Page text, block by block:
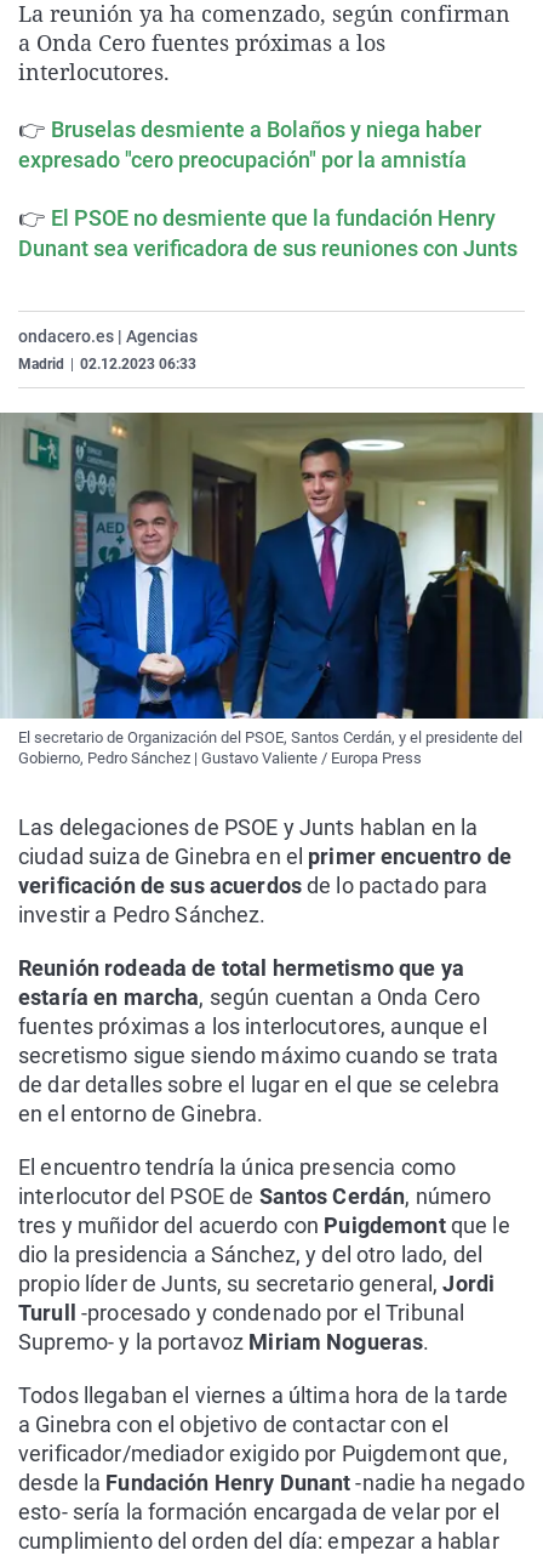
La rosa de los vientos
Caso
Operación Viuda
Extremadura
Navarra
Virales
La reunión ya ha comenzado, según confirman
a Onda Cero fuentes próximas a los
interlocutores.
👉 Bruselas desmiente a Bolaños y niega haber
expresado "cero preocupación" por la amnistía
👉 El PSOE no desmiente que la fundación Henry
Dunant sea verificadora de sus reuniones con Junts
ondacero.es | Agencias
Madrid 02.12.2023 06:33
El secretario de Organización del PSOE, Santos Cerdán, y el presidente del
Gobierno, Pedro Sánchez | Gustavo Valiente / Europa Press
Las delegaciones de PSOE y Junts hablan en la
ciudad suiza de Ginebra en el primer encuentro de
verificación de sus acuerdosde lo pactado para
investir a Pedro Sánchez.
Reunión rodeada de total hermetismo que ya
estaría en marcha, según cuentan a Onda Cero
fuentes próximas a los interlocutores, aunque el
secretismo sigue siendo máximo cuando se trata
de dar detalles sobre el lugar en el que se celebra
en el entorno de Ginebra.
El encuentro tendría la única presencia como
interlocutor del PSOE de Santos Cerdán, número
tres y muñidor del acuerdo con Puigdemontque le
dio la presidencia a Sánchez, y del otro lado, del
propio líder de Junts, su secretario general,Jordi
Turull
-procesado y condenado por el Tribunal
Supremo- y la portavoz Miriam Nogueras.
Todos llegaban el viernes a última hora de la tarde
a Ginebra con el objetivo de contactar con el
verificador/mediador exigido por Puigdemont que,
desde la Fundación Henry Dunant-nadie ha negado
esto- sería la formación encargada de velar por el
cumplimiento del orden del día: empezar a hablar